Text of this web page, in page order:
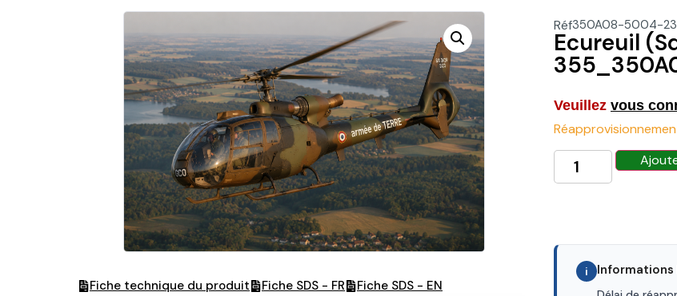
Réf350A08-5004-23
Ecureuil
Veuillez vous
i
Fiche technique du produit Fiche SDS - FR Fiche SDS - EN